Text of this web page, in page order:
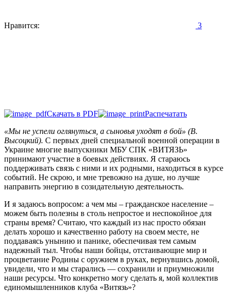
Нравится: 3
Скачать в PDF
Распечатать
«Мы не успели оглянуться, а сыновья уходят в бой» (В.
Высоцкий). С первых дней специальной военной операции в
Украине многие выпускники МБУ СПК «ВИТЯЗЬ»
принимают участие в боевых действиях. Я стараюсь
поддерживать связь с ними и их родными, находиться в курсе
событий. Не скрою, и мне тревожно на душе, но лучше
направить энергию в созидательную деятельность.
И я задаюсь вопросом: а чем мы – гражданское население –
можем быть полезны в столь непростое и неспокойное для
страны время? Считаю, что каждый из нас просто обязан
делать хорошо и качественно работу на своем месте, не
поддаваясь унынию и панике, обеспечивая тем самым
надежный тыл. Чтобы наши бойцы, отстаивающие мир и
процветание Родины с оружием в руках, вернувшись домой,
увидели, что и мы старались — сохранили и приумножили
наши ресурсы. Что конкретно могу сделать я, мой коллектив
единомышленников клуба «Витязь»?